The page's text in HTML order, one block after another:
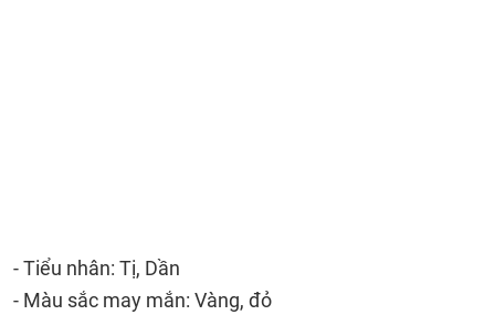
- Tiểu nhân: Tị, Dần
- Màu sắc may mắn: Vàng, đỏ